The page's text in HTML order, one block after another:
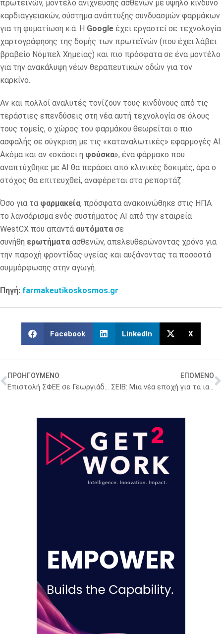
πρωτεϊνών, μοντέλο ανίχνευσης ασθενών με υψηλό κίνδυνο
καρδιαγγειακών, σύστημα ανάπτυξης συνδυασμών φαρμάκων
για τη φυματίωση κ.ά. Η Google έχει εργαστεί σε τεχνολογία
χαρτογράφησης της δομής των πρωτεϊνών (που έχει λάβει
βραβείο Νόμπελ Χημείας) και πιο πρόσφατα σε ένα μοντέλο
για την ανακάλυψη νέων θεραπευτικών οδών για τον
καρκίνο.
Αν και πολλοί αναλυτές τονίζουν τους κινδύνους από τις
τεράστιες επενδύσεις στη νέα αυτή τεχνολογία σε όλους
τους τομείς, ο χώρος του φαρμάκου θεωρείται ο πιο
ασφαλής σε σύγκριση με τις «καταναλωτικές» εφαρμογές ΑΙ.
Ακόμα και αν «σκάσει η φούσκα», ένα φάρμακο που
αναπτύχθηκε με ΑΙ θα περάσει από κλινικές δοκιμές, άρα ο
στόχος θα επιτευχθεί, αναφέρεται στο ρεπορτάζ.
Όσο για τα φαρμακεία, πρόσφατα ανακοινώθηκε στις ΗΠΑ
το λανσάρισμα ενός συστήματος ΑΙ από την εταιρεία
WestCX που απαντά αυτόματα σε
συνήθη ερωτήματα ασθενών, απελευθερώνοντας χρόνο για
την παροχή φροντίδας υγείας και αυξάνοντας τα ποσοστά
συμμόρφωσης στην αγωγή.
Πηγή: farmakeutikoskosmos.gr
Facebook LinkedIn X
ΠΡΟΗΓΟΥΜΕΝΟ
Επιστολή ΣΦΕΕ σε Γεωργιάδη: Στους 10 μήνες οι οφειλές των νοσοκομείων για φάρμακα
ΕΠΟΜΕΝΟ
ΣΕΙΒ: Μια νέα εποχή για τα ιατροτεχνολογικά προϊόντα